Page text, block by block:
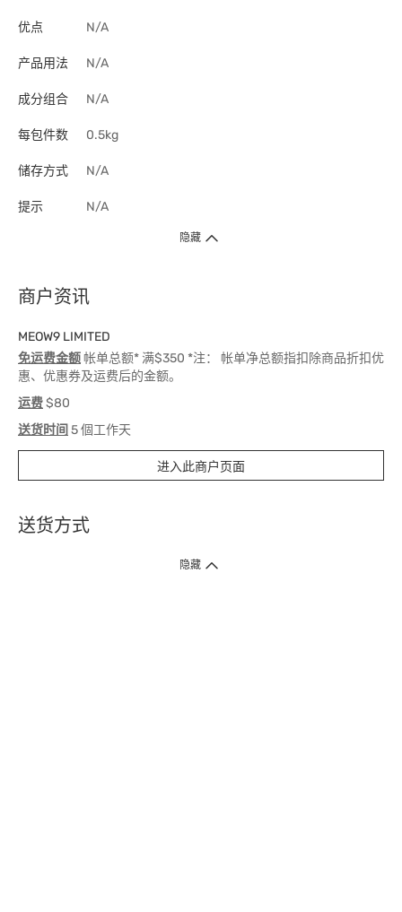
优点 N/A
产品用法 N/A
成分组合 N/A
每包件数 0.5kg
储存方式 N/A
提示 N/A
隐藏
商户资讯
MEOW9 LIMITED
免运费金额帐单总额* 满$350 *注： 帐单净总额指扣除商品折扣优
惠、优惠券及运费后的金额。
运费$80
送货时间 5 個工作天
进入此商户页面
送货方式
1. 送货到府（受卫生署条例规管产品除外 ）
隐藏